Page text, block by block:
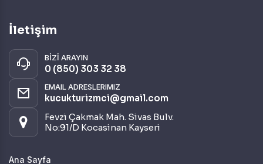
İletişim
BİZİ ARAYIN
0 (850) 303 32 38
EMAIL ADRESLERIMIZ
kucukturizmci@gmail.com
Fevzi Çakmak Mah. Sivas Bulv.
No:91/D Kocasinan Kayseri
Ana Sayfa